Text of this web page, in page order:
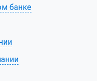
банке